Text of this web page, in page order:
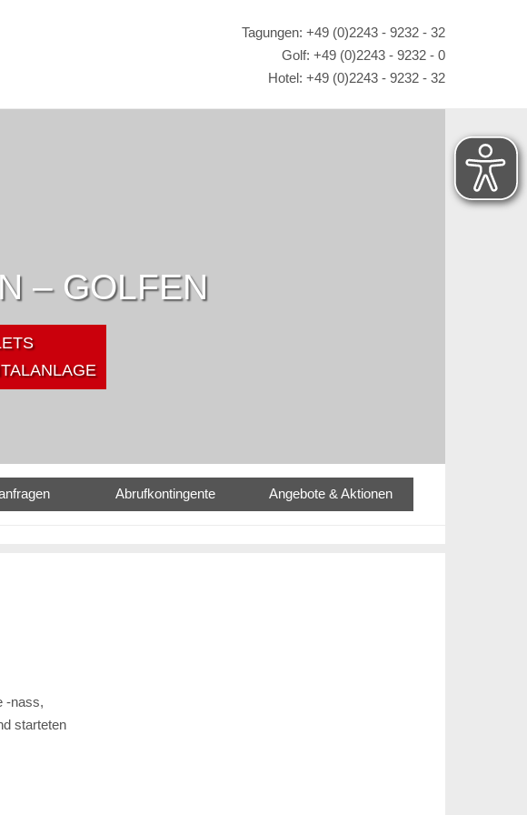
Tagungen: +49 (0)2243 - 9232 - 32
Golf: +49 (0)2243 - 9232 - 0
Hotel: +49 (0)2243 - 9232 - 32
– GOLFEN
Abrufkontingente Angebote & Aktionen
-nass,
starteten